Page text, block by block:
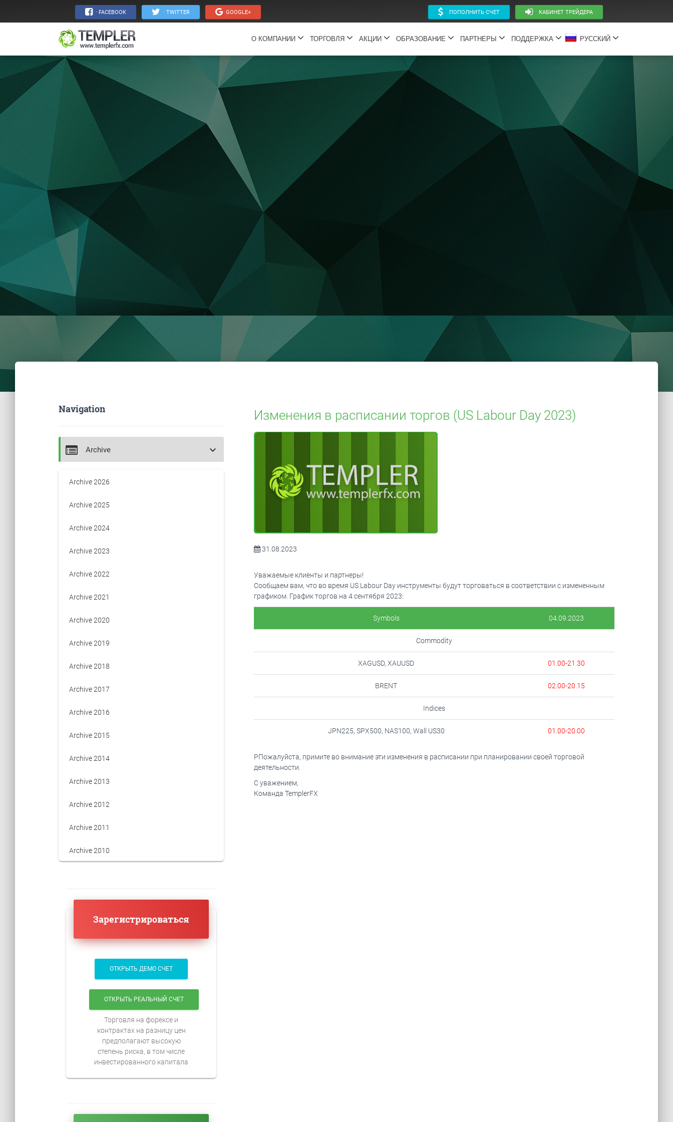
· FACEBOOK · TWITTER GOOGLE+ ПОПОЛНИТЬ СЧЕТ КАБИНЕТ ТРЕЙДЕРА
О КОМПАНИИ ТОРГОВЛЯ АКЦИИ ОБРАЗОВАНИЕ ПАРТНЕРЫ ПОДДЕРЖКА РУССКИЙ
Navigation
Archive keyboard_arrow_down
Archive 2026
Archive 2025
Archive 2024
Archive 2023
Archive 2022
Archive 2021
Archive 2020
Archive 2019
Archive 2018
Archive 2017
Archive 2016
Archive 2015
Archive 2014
Archive 2013
Archive 2012
Archive 2011
Archive 2010
Зарегистрироваться
ОТКРЫТЬ ДЕМО СЧЕТ
ОТКРЫТЬ РЕАЛЬНЫЙ СЧЕТ
Торговля на форексе и
контрактах на разницу цен
предполагают высокую
степень риска, в том числе
инвестированного капитала
Изменения в расписании торгов (US Labour Day 2023)
31.08.2023
Уважаемые клиенты и партнеры!
Сообщаем вам, что во время US Labour Day инструменты будут торговаться в соответствии с измененным
графиком. График торгов на 4 сентября 2023:
Symbols 04.09.2023
Commodity
XAGUSD, XAUUSD 01.00-21.30
BRENT 02.00-20.15
Indices
JPN225, SPX500, NAS100, Wall US30 01.00-20.00
PПожалуйста, примите во внимание эти изменения в расписании при планировании своей торговой
деятельности.
С уважением,
Команда TemplerFX